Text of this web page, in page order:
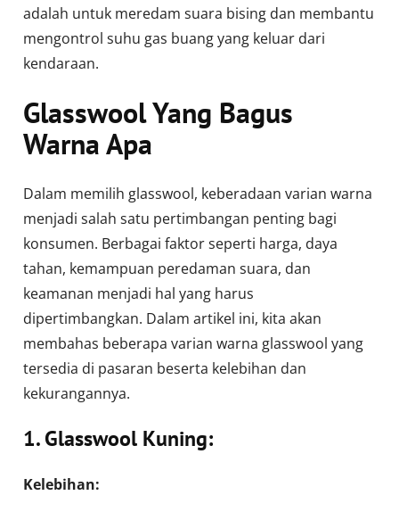
adalah untuk meredam suara bising dan membantu
mengontrol suhu gas buang yang keluar dari
kendaraan.
Glasswool Yang Bagus
Warna Apa
Dalam memilih glasswool, keberadaan varian warna
menjadi salah satu pertimbangan penting bagi
konsumen. Berbagai faktor seperti harga, daya
tahan, kemampuan peredaman suara, dan
keamanan menjadi hal yang harus
dipertimbangkan. Dalam artikel ini, kita akan
membahas beberapa varian warna glasswool yang
tersedia di pasaran beserta kelebihan dan
kekurangannya.
1. Glasswool Kuning:
Kelebihan: